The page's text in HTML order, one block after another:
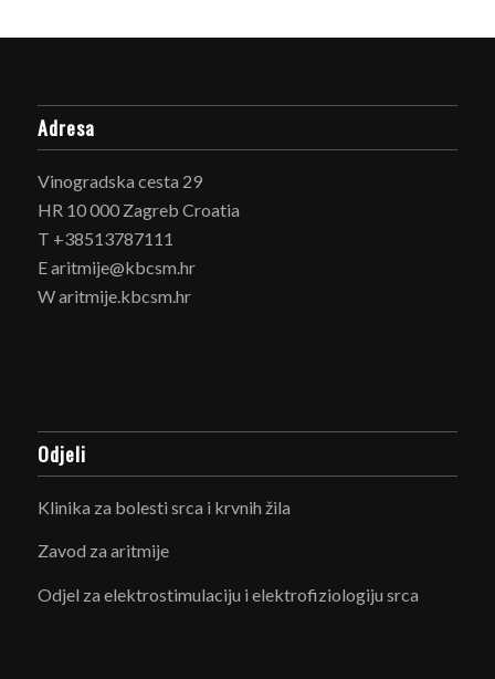
Adresa
Vinogradska cesta 29
HR 10 000 Zagreb Croatia
T +38513787111
E aritmije@kbcsm.hr
W aritmije.kbcsm.hr
Odjeli
Klinika za bolesti srca i krvnih žila
Zavod za aritmije
Odjel za elektrostimulaciju i elektrofiziologiju srca